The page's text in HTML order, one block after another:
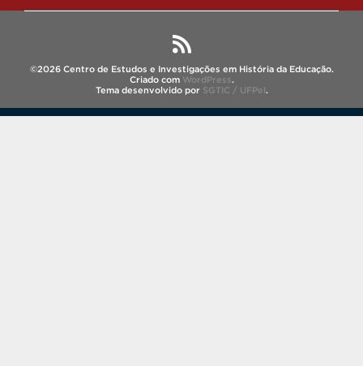
©2026 Centro de Estudos e Investigações em História da Educação.
Criado com WordPress.
Tema desenvolvido por SGTIC / UFPel.